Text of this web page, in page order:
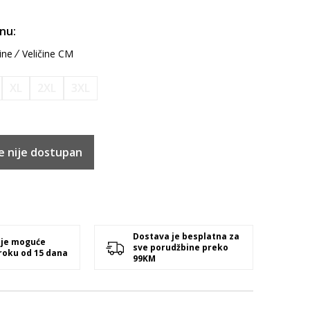
Veličine CM
nije dostupan
moguće
od 15 dana
Dostava je besplatna za
sve porudžbine preko
99KM